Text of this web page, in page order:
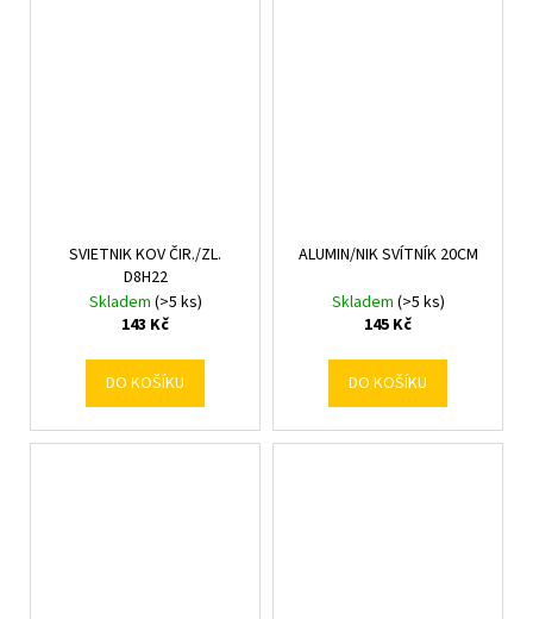
SVIETNIK KOV ČIR./ZL.
D8H22
Skladem (>5 ks)
143 Kč
DO KOŠÍKU
ALUMIN/NIK SVÍTNÍK 20CM
Skladem (>5 ks)
145 Kč
DO KOŠÍKU